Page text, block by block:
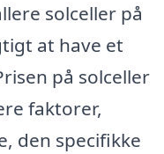
solceller på
at have et
på solceller
faktorer,
den specifikke